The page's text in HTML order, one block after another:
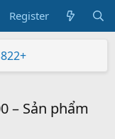
Register
– Sản phẩm